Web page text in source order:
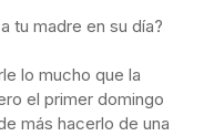
tu madre en su día?
lo mucho que la
el primer domingo
más hacerlo de una